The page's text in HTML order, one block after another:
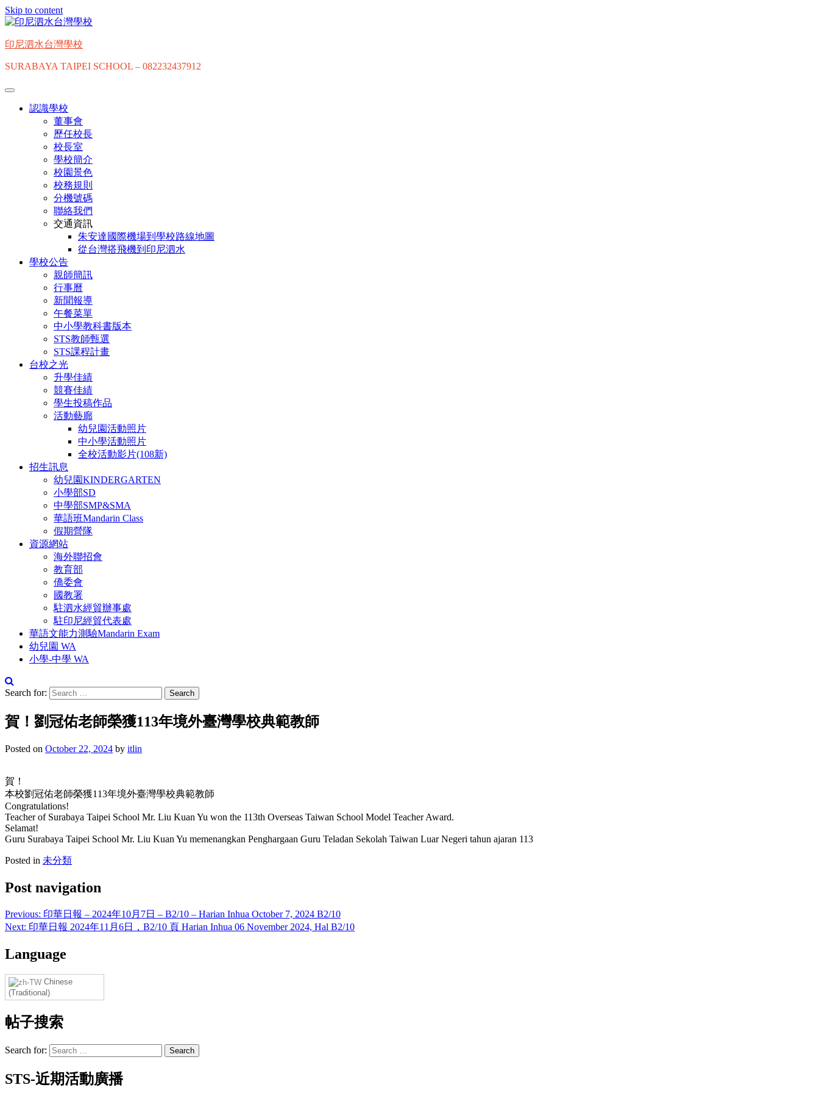
Skip to content
印尼泗水台灣學校
SURABAYA TAIPEI SCHOOL – 082232437912
認識學校
董事會
歷任校長
校長室
學校簡介
校園景色
校務規則
分機號碼
聯絡我們
交通資訊
朱安達國際機場到學校路線地圖
從台灣搭飛機到印尼泗水
學校公告
親師簡訊
行事曆
新聞報導
午餐菜單
中小學教科書版本
STS教師甄選
STS課程計畫
台校之光
升學佳績
競賽佳績
學生投稿作品
活動藝廊
幼兒園活動照片
中小學活動照片
全校活動影片(108新)
招生訊息
幼兒園KINDERGARTEN
小學部SD
中學部SMP&SMA
華語班Mandarin Class
假期營隊
資源網站
海外聯招會
教育部
僑委會
國教署
駐泗水經貿辦事處
駐印尼經貿代表處
華語文能力測驗Mandarin Exam
幼兒園 WA
小學-中學 WA
Search for:
賀！劉冠佑老師榮獲113年境外臺灣學校典範教師
Posted on October 22, 2024 by itlin
賀！
本校劉冠佑老師榮獲113年境外臺灣學校典範教師
Congratulations!
Teacher of Surabaya Taipei School Mr. Liu Kuan Yu won the 113th Overseas Taiwan School Model Teacher Award.
Selamat!
Guru Surabaya Taipei School Mr. Liu Kuan Yu memenangkan Penghargaan Guru Teladan Sekolah Taiwan Luar Negeri tahun ajaran 113
Posted in 未分類
Post navigation
Previous: 印華日報 – 2024年10月7日 – B2/10 – Harian Inhua October 7, 2024 B2/10
Next: 印華日報 2024年11月6日，B2/10 頁 Harian Inhua 06 November 2024, Hal B2/10
Language
Chinese
(Traditional)
帖子搜索
Search for:
STS-近期活動廣播